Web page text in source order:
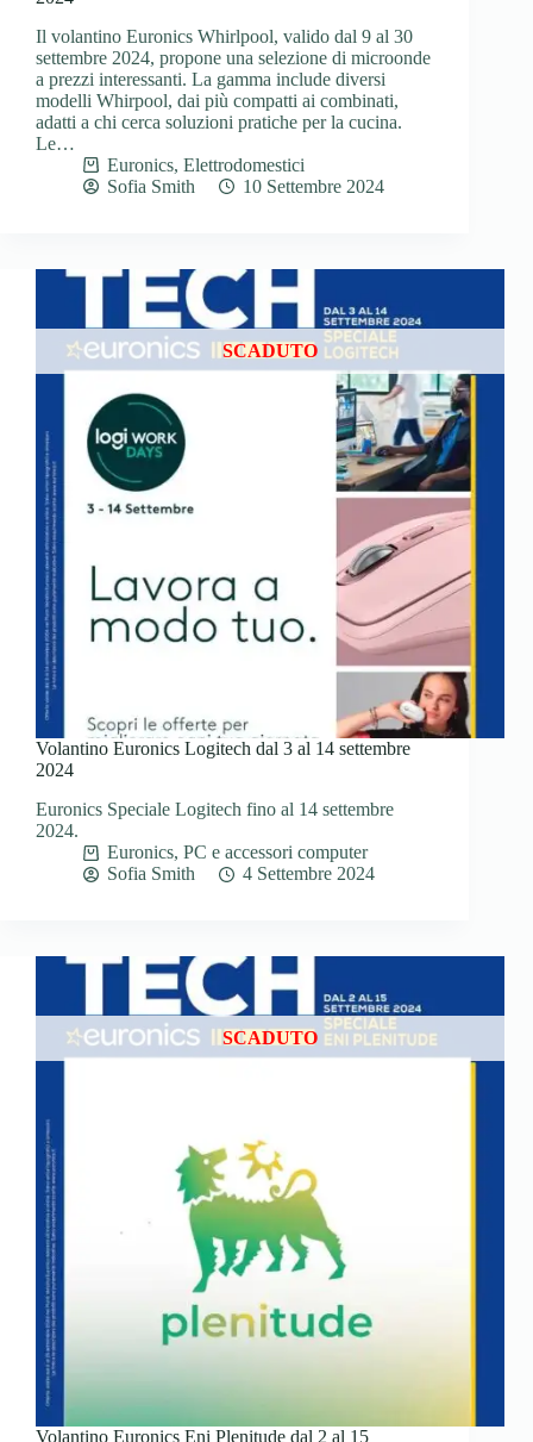
Il volantino Euronics Whirlpool, valido dal 9 al 30
settembre 2024, propone una selezione di microonde
a prezzi interessanti. La gamma include diversi
modelli Whirpool, dai più compatti ai combinati,
adatti a chi cerca soluzioni pratiche per la cucina.
Le…
Euronics, Elettrodomestici
Sofia Smith
10 Settembre 2024
SCADUTO
Volantino Euronics Logitech dal 3 al 14 settembre
2024
Euronics Speciale Logitech fino al 14 settembre
2024.
Euronics, PC e accessori computer
Sofia Smith
4 Settembre 2024
SCADUTO
Volantino Euronics Eni Plenitude dal 2 al 15